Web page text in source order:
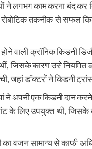
ने लगभग काम करना बंद कर
रोबोटिक तकनीक से सफल
क्रॉनिक किडनी
जिसके कारण उसे नियमित
जहां डॉक्टरों ने किडनी
ने अपनी एक किडनी दान
के लिए उपयुक्त थी,
का वजन सामान्य से काफी